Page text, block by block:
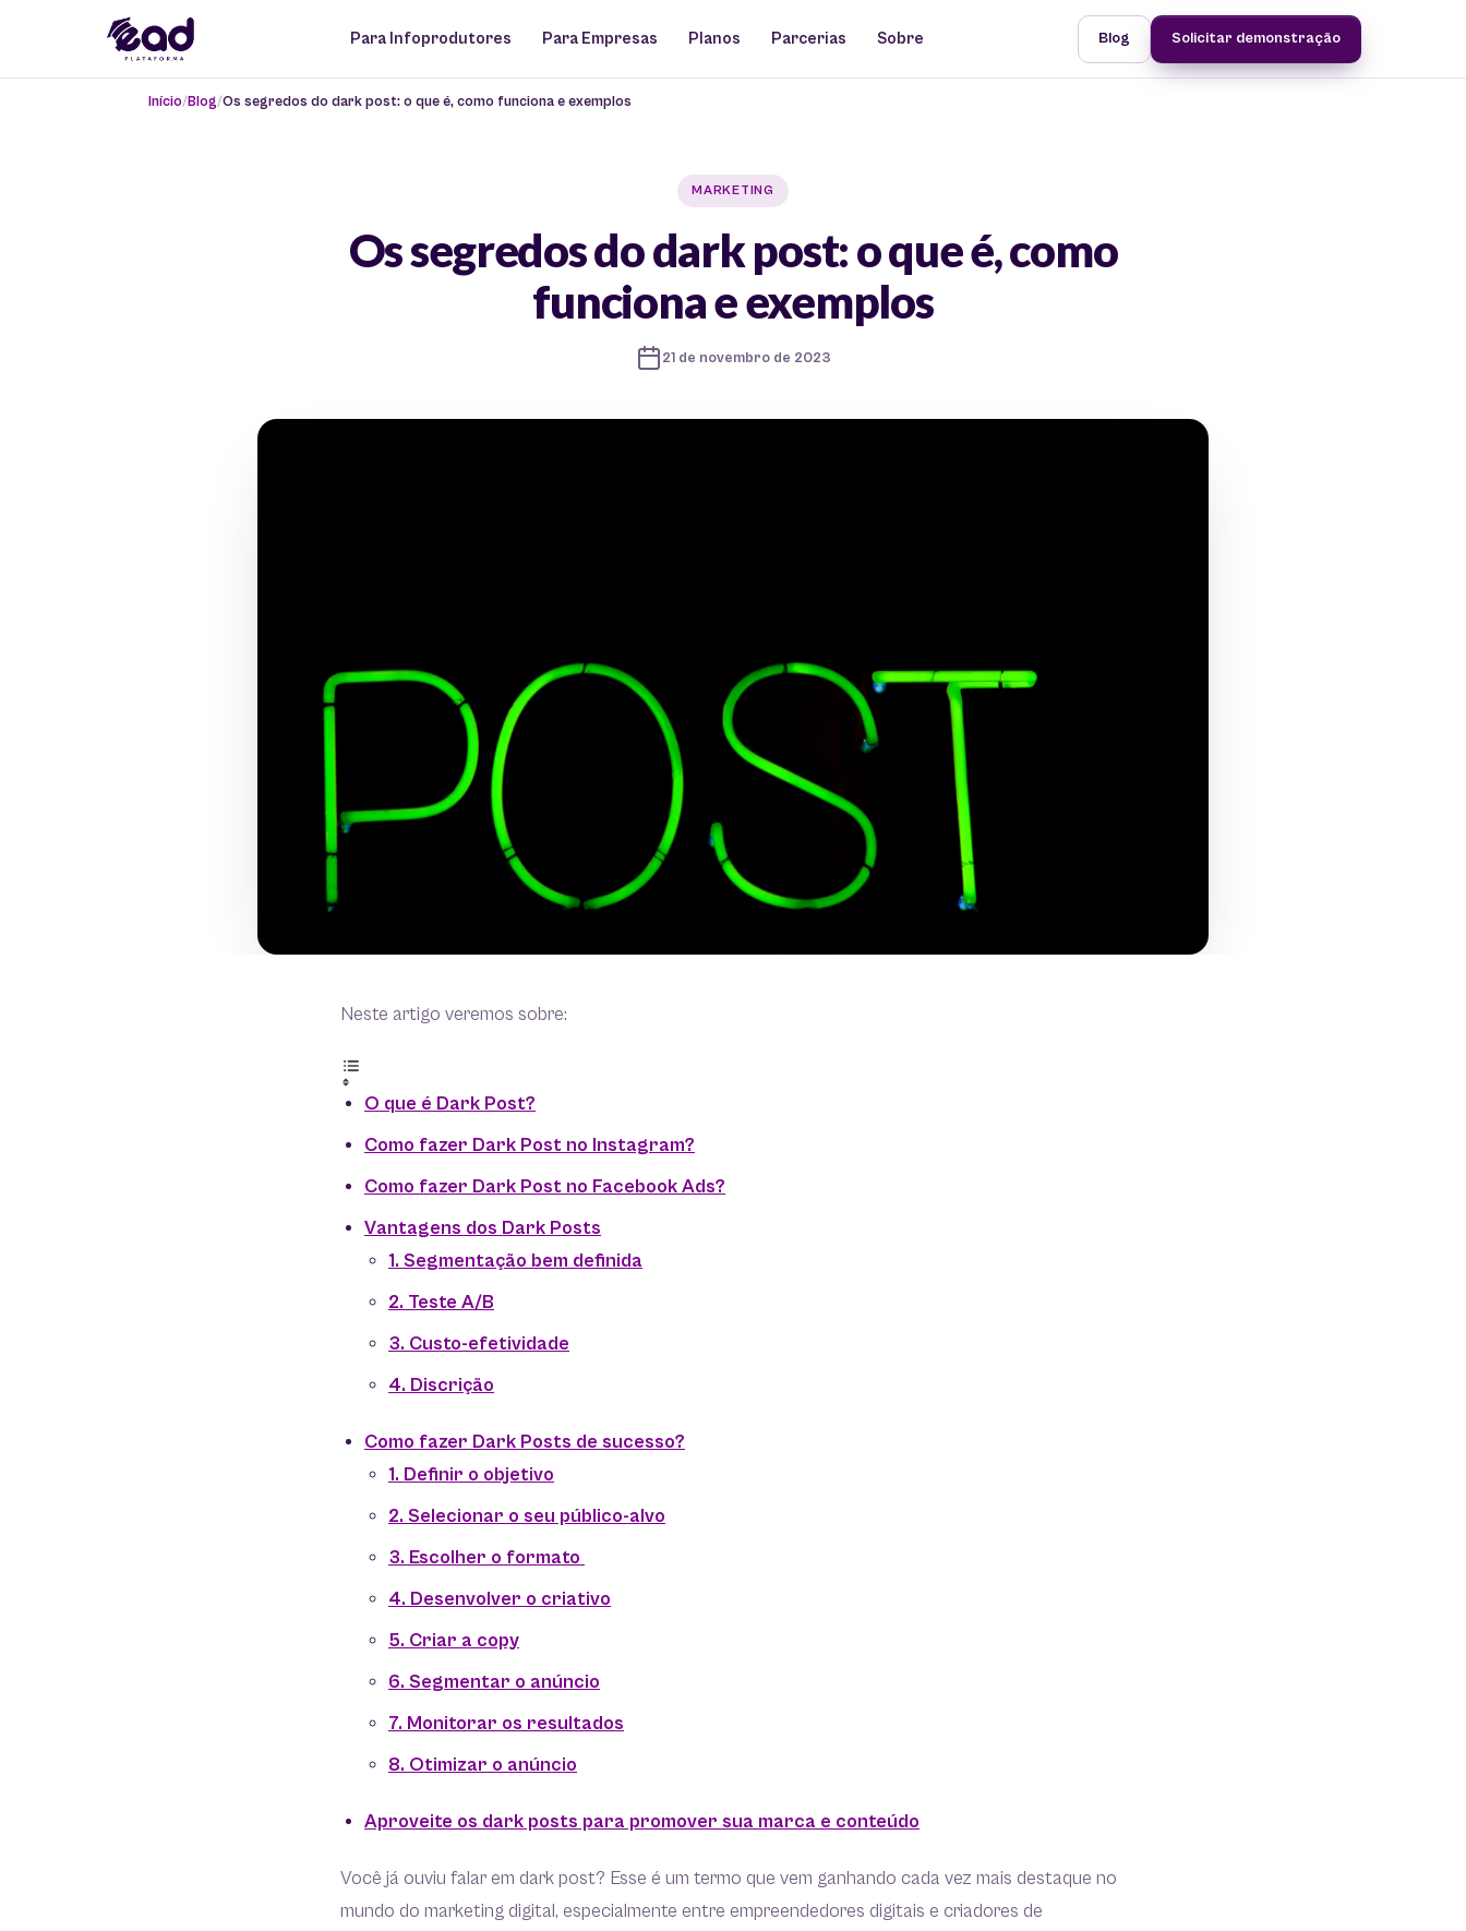
Para Infoprodutores Para Empresas Planos Parcerias Sobre Blog Solicitar demonstração
Início Blog Os segredos do dark post: o que é, como funciona e exemplos
MARKETING
Os segredos do dark post: o que é, como
funciona e exemplos
21 de novembro de 2023
Neste artigo veremos sobre:
O que é Dark Post?
Como fazer Dark Post no Instagram?
Como fazer Dark Post no Facebook Ads?
Vantagens dos Dark Posts
1. Segmentação bem definida
2. Teste A/B
3. Custo-efetividade
4. Discrição
Como fazer Dark Posts de sucesso?
1. Definir o objetivo
2. Selecionar o seu público-alvo
3. Escolher o formato
4. Desenvolver o criativo
5. Criar a copy
6. Segmentar o anúncio
7. Monitorar os resultados
8. Otimizar o anúncio
Aproveite os dark posts para promover sua marca e conteúdo
Você já ouviu falar em dark post? Esse é um termo que vem ganhando cada vez mais destaque no
mundo do marketing digital, especialmente entre empreendedores digitais e criadores de